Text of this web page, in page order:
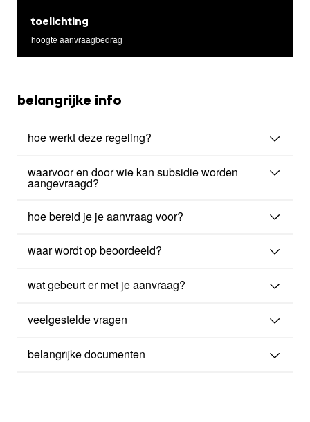
toelichting
hoogte aanvraagbedrag
belangrijke info
hoe werkt deze regeling?
waarvoor en door wie kan subsidie worden
aangevraagd?
hoe bereid je je aanvraag voor?
waar wordt op beoordeeld?
wat gebeurt er met je aanvraag?
veelgestelde vragen
belangrijke documenten